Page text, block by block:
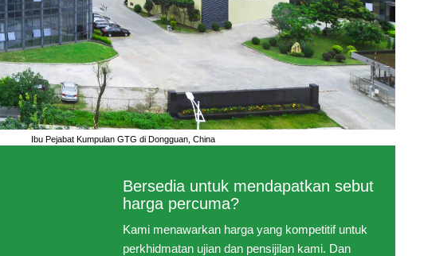
Ibu Pejabat Kumpulan GTG di Dongguan, China
Bersedia untuk mendapatkan sebut
harga percuma?
Kami menawarkan harga yang kompetitif untuk
perkhidmatan ujian dan pensijilan kami. Dan